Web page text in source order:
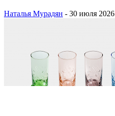
Наталья Мурадян - 30 июля 2026